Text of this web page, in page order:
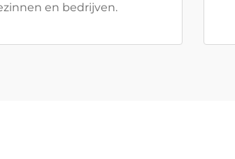
en bedrijven.